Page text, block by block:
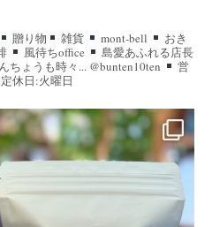
贈り物 雑貨 mont-bell
おき
風待ちoffice
島愛あふれる店長
ちょうも時々... @bunten10ten
営
定休日:火曜日